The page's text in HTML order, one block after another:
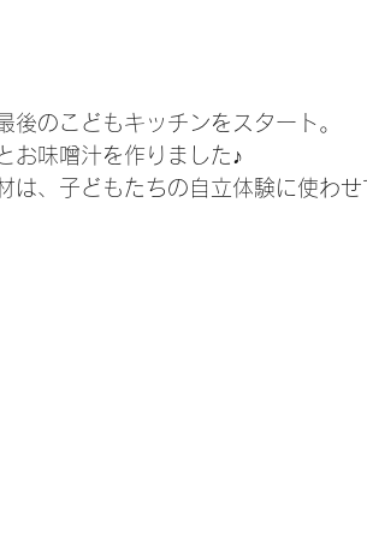
のこどもキッチンをスタート。
お味噌汁を作りました♪
は、子どもたちの自立体験に使わ